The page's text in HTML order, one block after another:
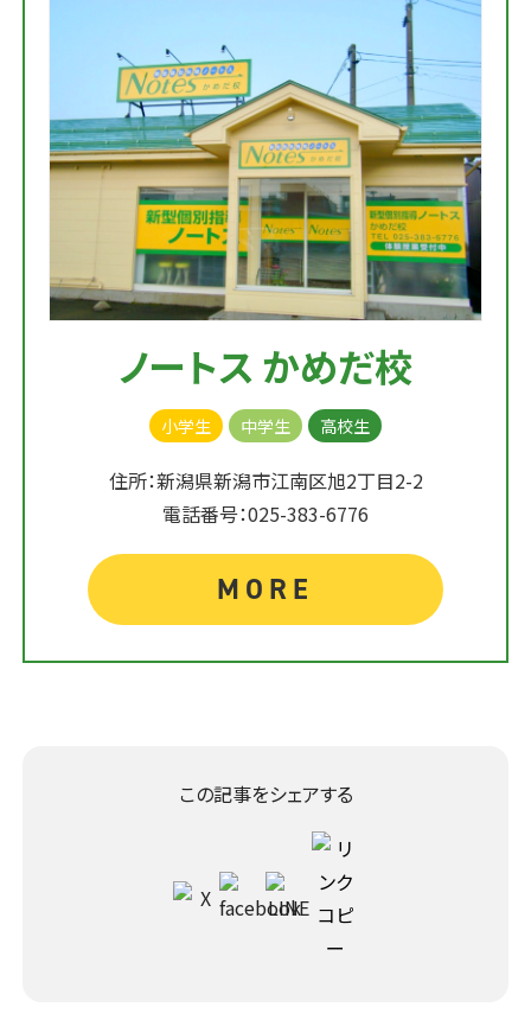
ノートス かめだ校
小学生 中学生 高校生
住所：新潟県新潟市江南区旭2丁目2-2
電話番号：025-383-6776
MORE
この記事をシェアする